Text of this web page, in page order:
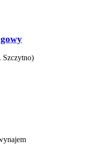
Szczytno)